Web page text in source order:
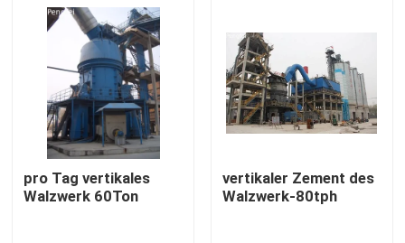
Produkte
Über uns
Fabrik-Ausflug
pro Tag vertikales
Walzwerk 60Ton
vertikaler Zement des
Walzwerk-80tph